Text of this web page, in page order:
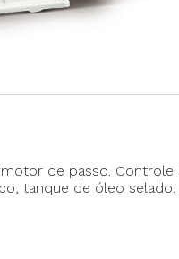
de passo.
tanque de óleo